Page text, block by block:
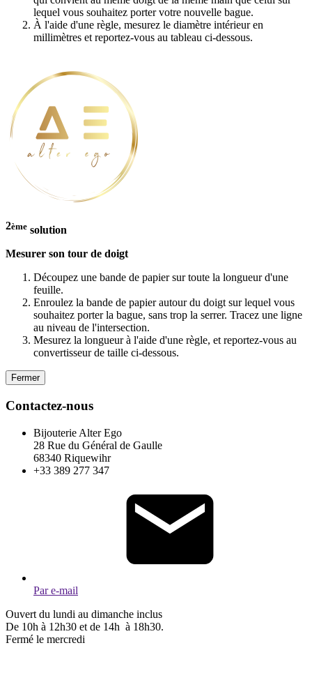
lequel vous souhaitez porter votre nouvelle bague.
À l'aide d'une règle, mesurez le diamètre intérieur en
millimètres et reportez-vous au tableau ci-dessous.
2ème solution
Mesurer son tour de doigt
Découpez une bande de papier sur toute la longueur d'une
feuille.
Enroulez la bande de papier autour du doigt sur lequel vous
souhaitez porter la bague, sans trop la serrer. Tracez une ligne
au niveau de l'intersection.
Mesurez la longueur à l'aide d'une règle, et reportez-vous au
convertisseur de taille ci-dessous.
Fermer
Contactez-nous
Bijouterie Alter Ego
28 Rue du Général de Gaulle
68340 Riquewihr
+33 389 277 347
Par e-mail
Ouvert du lundi au dimanche inclus
De 10h à 12h30 et de 14h à 18h30.
Fermé le mercredi